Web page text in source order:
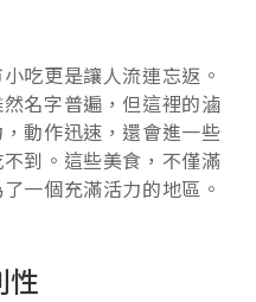
吃更是讓人流連忘返。
名字普遍，但這裡的滷
動作迅速，還會進一些
到。這些美食，不僅滿
一個充滿活力的地區。
性